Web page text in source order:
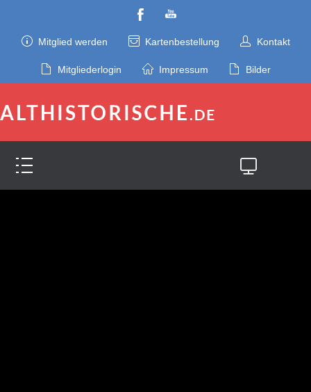
Mitglied werden Kartenbestellung Kontakt
Mitgliederlogin Impressum Bilder